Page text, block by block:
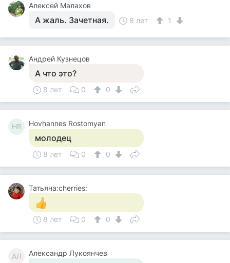
Алексей Малахов
А жаль. Зачетная. 8 лет 1
Андрей Кузнецов
А что это?
8 лет 0 0
HR Hovhannes Rostomyan
молодец
8 лет 0 0
Татьяна:cherries:
8 лет 0 0
АЛ Александр Лукоянчев